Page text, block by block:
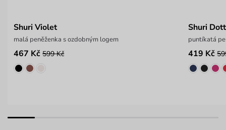
Shuri Violet
malá peněženka s ozdobným logem
467 Kč 599 Kč
Shuri
puntíkatá
419 Kč